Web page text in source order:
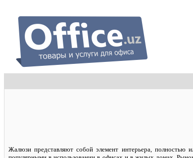
Жалюзи представляют собой элемент интерьера, полностью